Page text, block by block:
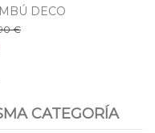
DECO
€
CATEGORÍA